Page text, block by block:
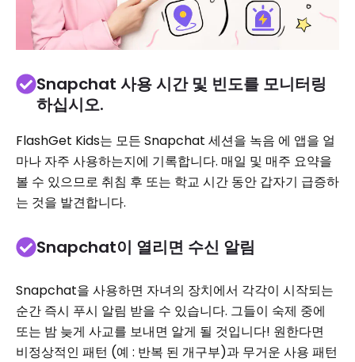
Snapchat 사용 시간 및 빈도를 모니터링
하십시오.
FlashGet Kids는 모든 Snapchat 세션을 녹음 에 앱을 얼
마나 자주 사용하는지에 기록합니다. 매일 및 매주 요약을
볼 수 있으므로 취침 후 또는 학교 시간 동안 갑자기 급증하
는 것을 발견합니다.
Snapchat이 열리면 수신 알림
Snapchat을 사용하면 자녀의 장치에서 각각이 시작되는
순간 즉시 푸시 알림 받을 수 있습니다. 그들이 숙제 중에
또는 밤 늦게 사교를 보내면 알게 될 것입니다! 원한다면
비정상적인 패턴 (예 : 반복 된 개구부)과 무거운 사용 패턴